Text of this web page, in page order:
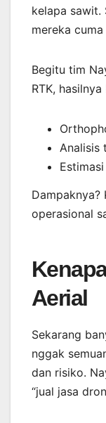
kelapa sawit.
mereka
Begitu tim
RTK,
Analisis
Dampaknya?
operasional
Aerial
Sekarang
nggak
dan risiko.
“jual jasa